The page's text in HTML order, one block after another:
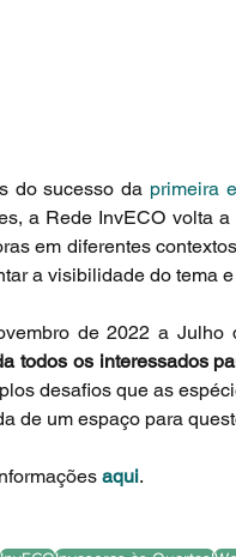
do sucesso da primeira
a Rede InvECO volta
em diferentes
a visibilidade do tema
de 2022 a
todos os interessados
desafios que as
de um espaço para
aqui.